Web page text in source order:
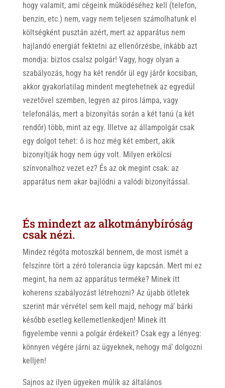
hogy valamit, ami cégeink működéséhez kell (telefon,
benzin, etc.) nem, vagy nem teljesen számolhatunk el
költségként pusztán azért, mert az apparátus nem
hajlandó energiát fektetni az ellenőrzésbe, inkább azt
mondja: biztos csalsz polgár! Vagy, hogy olyan a
szabályozás, hogy ha két rendőr ül egy járőr kocsiban,
akkor gyakorlatilag mindent megtehetnek az egyedül
vezetővel szemben, legyen az piros lámpa, vagy
telefonálás, mert a bizonyítás során a két tanú (a két
rendőr) több, mint az egy. Illetve az állampolgár csak
egy dolgot tehet: ő is hoz még két embert, akik
bizonyítják hogy nem úgy volt. Milyen erkölcsi
színvonalhoz vezet ez? És az ok megint csak: az
apparátus nem akar bajlódni a valódi bizonyítással.
És mindezt az alkotmánybíróság
csak nézi.
Mindez régóta motoszkál bennem, de most ismét a
felszínre tört a zéró tolerancia ügy kapcsán. Mert mi ez
megint, ha nem az apparátus terméke? Minek itt
koherens szabályozást létrehozni? Az újabb ötletek
szerint már vérvétel sem kell majd, nehogy má’ bárki
később esetleg kellemetlenkedjen! Minek itt
figyelembe venni a polgár érdekeit? Csak egy a lényeg:
könnyen végére járni az ügyeknek, nehogy má’ dolgozni
kelljen!
Sajnos az ilyen ügyeken múlik az általános